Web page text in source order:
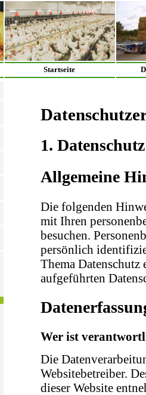
Startseite
1.
Allgemeine
Die folgenden
mit Ihren
besuchen.
persönlich
Thema Datenschutz
aufgeführten
Wer ist
Die
Websitebetreiber.
dieser Website